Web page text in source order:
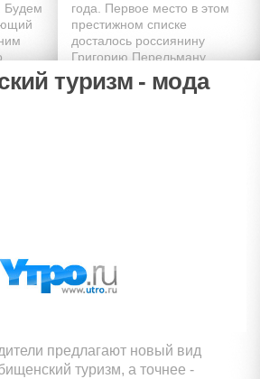
Будем
года. Первое место в этом
престижном списке
досталось россиянину
Григорию Перельману,
французского математика
туризм - мода
предлагают новый вид
туризм, а точнее -